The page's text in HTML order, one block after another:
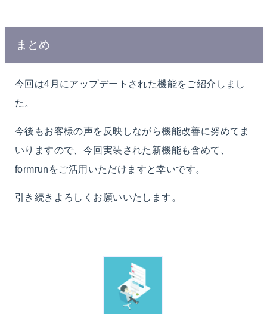
まとめ
今回は4月にアップデートされた機能をご紹介しまし
た。
今後もお客様の声を反映しながら機能改善に努めてま
いりますので、今回実装された新機能も含めて、
formrunをご活用いただけますと幸いです。
引き続きよろしくお願いいたします。